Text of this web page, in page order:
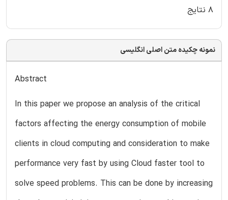
۸ نتایج
نمونه چکیده متن اصلی انگلیسی
Abstract
In this paper we propose an analysis of the critical
factors affecting the energy consumption of mobile
clients in cloud computing and consideration to make
performance very fast by using Cloud faster tool to
solve speed problems. This can be done by increasing